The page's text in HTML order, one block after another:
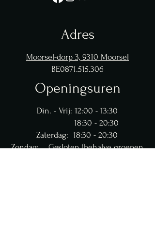
Adres
Moorsel-dorp 3, 9310 Moorsel
BE0871.515.306
Openingsuren
Din. - Vrij: 12:00 - 13:30
18:30 - 20:30
​​Zaterdag: 18:30 - 20:30
Zondag: Gesloten (behalve groepen